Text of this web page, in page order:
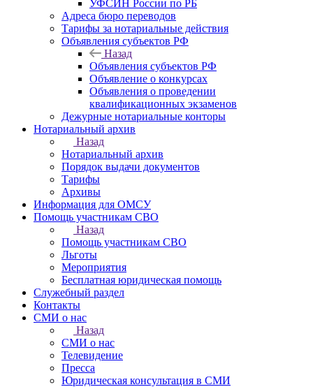
УФСИН России по РБ
Адреса бюро переводов
Тарифы за нотариальные действия
Объявления субъектов РФ
Назад
Объявления субъектов РФ
Объявление о конкурсах
Объявления о проведении
квалификационных экзаменов
Дежурные нотариальные конторы
Нотариальный архив
Назад
Нотариальный архив
Порядок выдачи документов
Тарифы
Архивы
Информация для ОМСУ
Помощь участникам СВО
Назад
Помощь участникам СВО
Льготы
Мероприятия
Бесплатная юридическая помощь
Служебный раздел
Контакты
СМИ о нас
Назад
СМИ о нас
Телевидение
Пресса
Юридическая консультация в СМИ